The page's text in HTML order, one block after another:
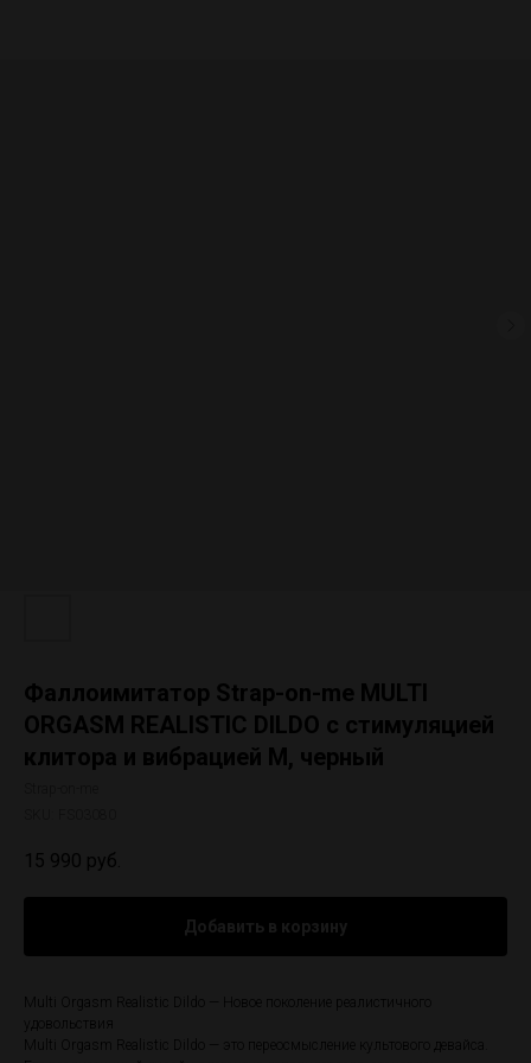
Фаллоимитатор Strap-on-me MULTI
ORGASM REALISTIC DILDO с стимуляцией
клитора и вибрацией M, черный
15 990 руб.
Добавить в корзину
Multi Orgasm Realistic Dildo — Новое поколение реалистичного
удовольствия
Multi Orgasm Realistic Dildo — это переосмысление культового девайса.